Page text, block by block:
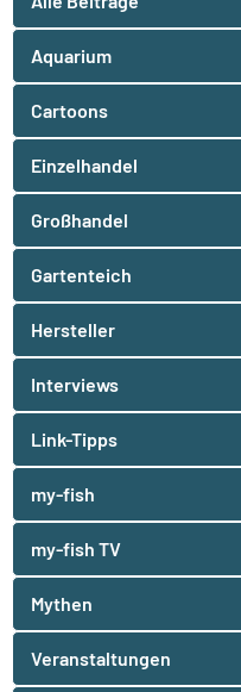
Aquarium
Cartoons
Einzelhandel
Großhandel
Gartenteich
Hersteller
Interviews
Link-Tipps
my-fish
my-fish TV
Mythen
Veranstaltungen